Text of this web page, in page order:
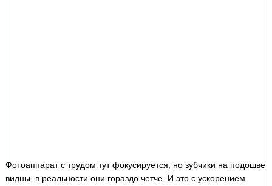
Фотоаппарат с трудом тут фокусируется, но зубчики на подошве
видны, в реальности они гораздо четче. И это с ускорением